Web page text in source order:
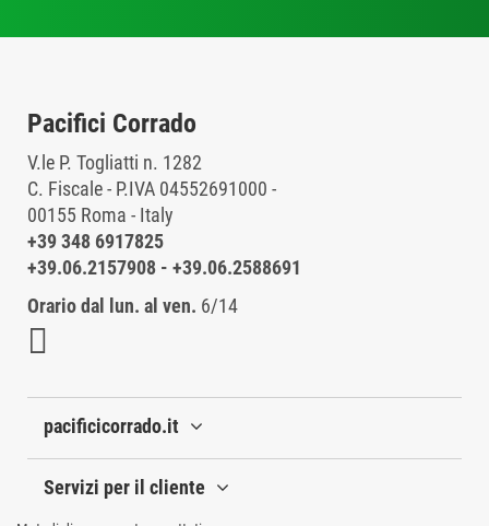
Pacifici Corrado
V.le P. Togliatti n. 1282
C. Fiscale - P.IVA 04552691000 -
00155 Roma - Italy
+39 348 6917825
+39.06.2157908 - +39.06.2588691
Orario dal lun. al ven. 6/14
pacificicorrado.it
Servizi per il cliente